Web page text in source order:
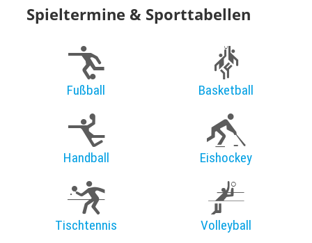
Spieltermine & Sporttabellen
Fußball Basketball
Handball Eishockey
Tischtennis Volleyball